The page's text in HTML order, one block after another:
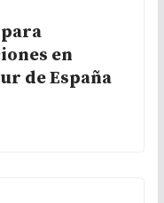
en
de España